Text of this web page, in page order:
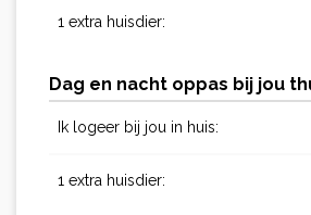
1 extra huisdier:
Dag en nacht oppas bij jou
Ik logeer bij jou in huis:
1 extra huisdier: